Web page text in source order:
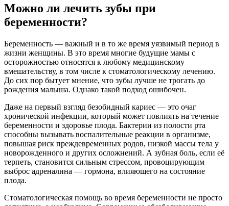
Можно ли лечить зубы при
беременности?
Беременность — важный и в то же время уязвимый период в
жизни женщины. В это время многие будущие мамы с
осторожностью относятся к любому медицинскому
вмешательству, в том числе к стоматологическому лечению.
До сих пор бытует мнение, что зубы лучше не трогать до
рождения малыша. Однако такой подход ошибочен.
Даже на первый взгляд безобидный кариес — это очаг
хронической инфекции, который может повлиять на течение
беременности и здоровье плода. Бактерии из полости рта
способны вызывать воспалительные реакции в организме,
повышая риск преждевременных родов, низкой массы тела у
новорожденного и других осложнений. А зубная боль, если её
терпеть, становится сильным стрессом, провоцирующим
выброс адреналина — гормона, влияющего на состояние
плода.
Стоматологическая помощь во время беременности не просто